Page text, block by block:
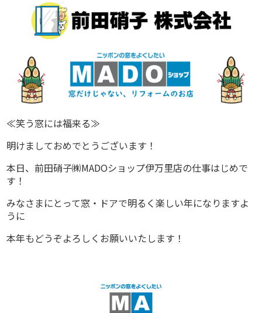
≪笑う窓には福来る≫
明けましておめでとうございます！
本日、前田硝子㈱MADOショップ伊万里店の仕事はじめで
す！
みなさまにとって窓・ドアで明るく楽しい年になりますよ
うに
本年もどうぞよろしくお願いいたします！